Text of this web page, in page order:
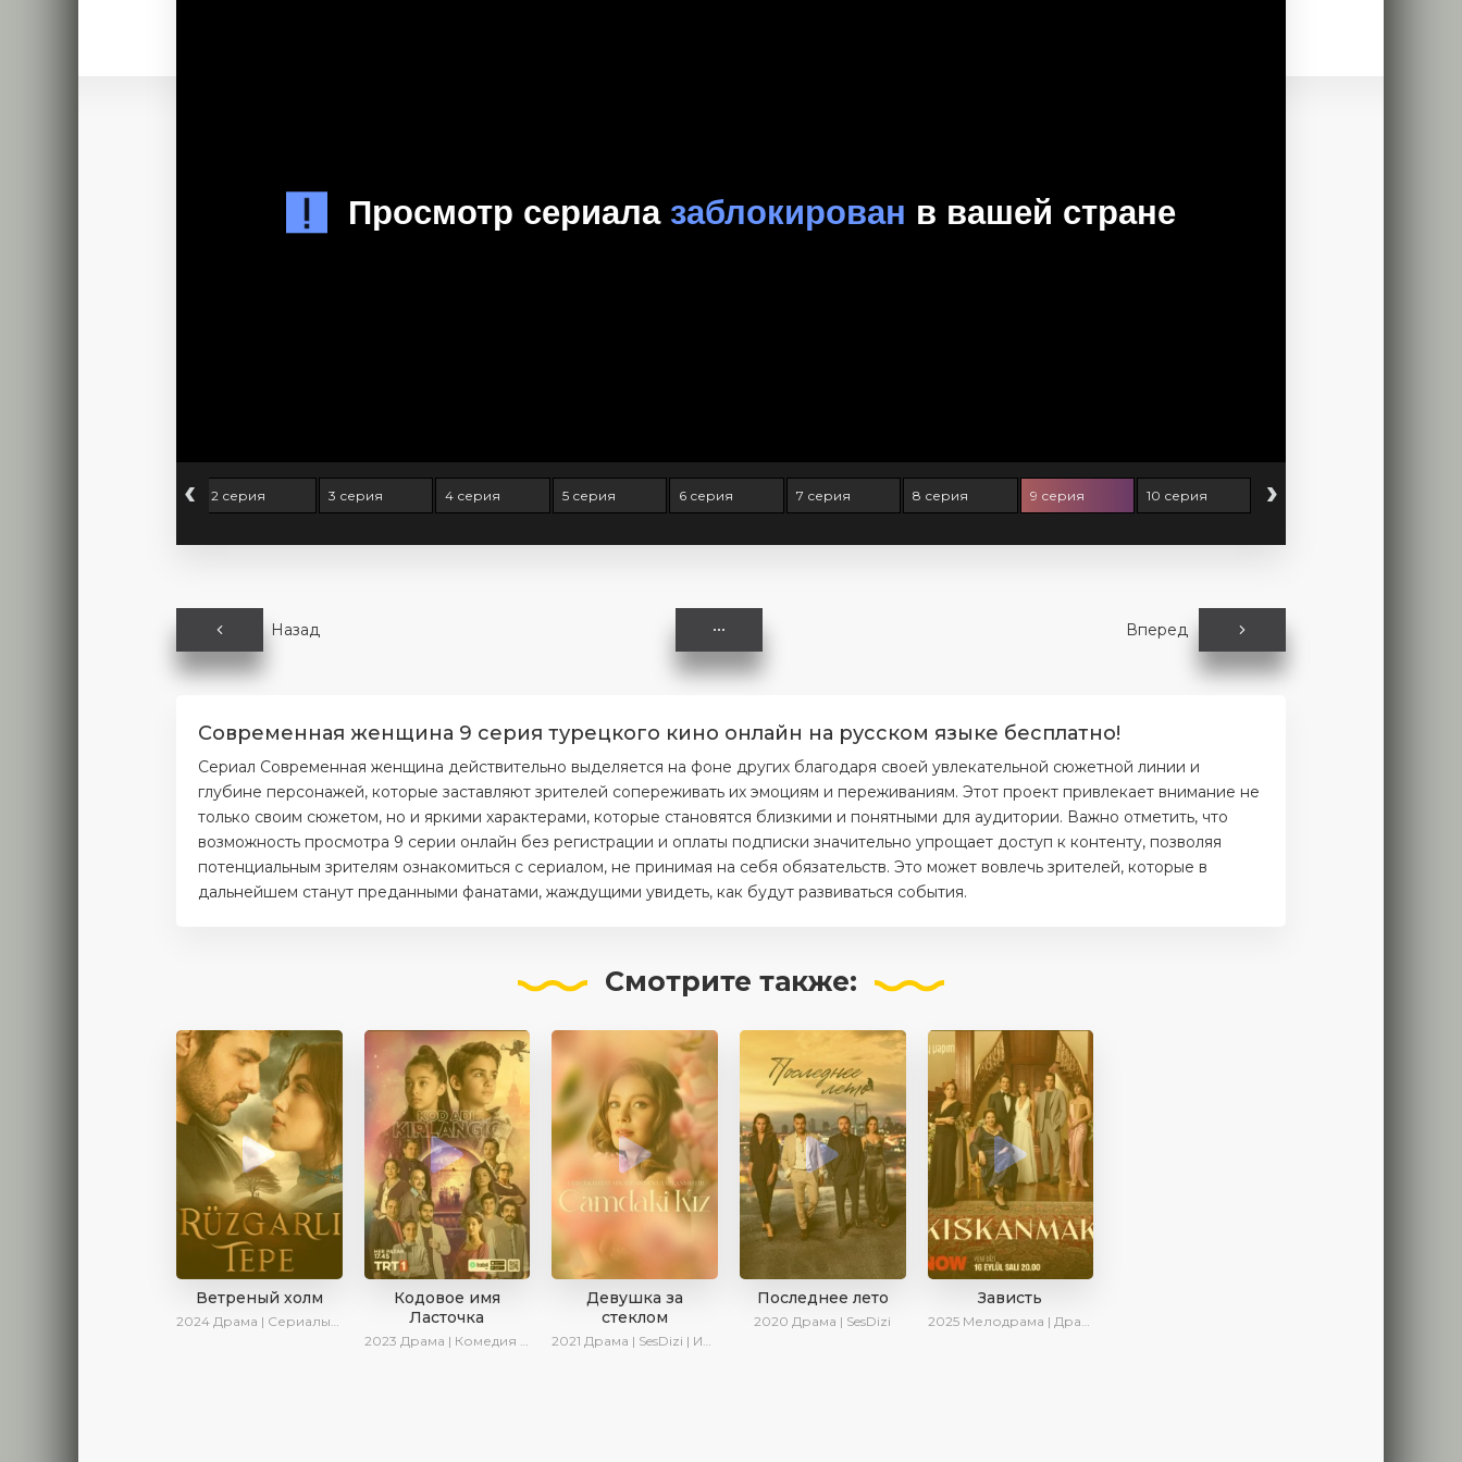
‹ 2 серия 3 серия 4 серия 5 серия 6 серия 7 серия 8 серия 9 серия 10 серия ›
Назад Вперед
Современная женщина 9 серия турецкого кино онлайн на русском языке бесплатно!
Сериал Современная женщина действительно выделяется на фоне других благодаря своей увлекательной сюжетной линии и
глубине персонажей, которые заставляют зрителей сопереживать их эмоциям и переживаниям. Этот проект привлекает внимание не
только своим сюжетом, но и яркими характерами, которые становятся близкими и понятными для аудитории. Важно отметить, что
возможность просмотра 9 серии онлайн без регистрации и оплаты подписки значительно упрощает доступ к контенту, позволяя
потенциальным зрителям ознакомиться с сериалом, не принимая на себя обязательств. Это может вовлечь зрителей, которые в
дальнейшем станут преданными фанатами, жаждущими увидеть, как будут развиваться события.
Смотрите также:
Ветреный холм
2024 Драма | Сериалы 2024
Кодовое имя
Ласточка
2023 Драма | Комедия | Сериалы 2023
Девушка за
стеклом
2021 Драма | SesDizi | Ирина Котова
Последнее лето
2020 Драма | SesDizi
Зависть
2025 Мелодрама | Драма | SesDizi | Ирина Котова | AlisaDirilis | Новинки | Сериалы 2025